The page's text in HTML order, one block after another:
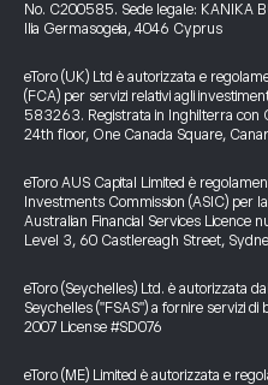
No. C200585. Sede legale: KANIKA
Ilia Germasogeia, 4046 Cyprus
eToro (UK) Ltd è autorizzata e
(FCA) per servizi relativi agli
583263. Registrata in Inghilterra con
24th floor, One Canada Square,
eToro AUS Capital Limited è
Investments Commission (ASIC) per
Australian Financial Services Licence
Level 3, 60 Castlereagh Street,
eToro (Seychelles) Ltd. è autorizzata
Seychelles ("FSAS") a fornire servizi
2007 License #SD076
eToro (ME) Limited è autorizzata e